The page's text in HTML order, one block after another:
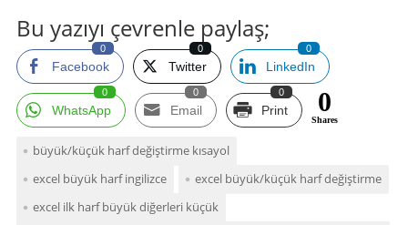
Bu yazıyı çevrenle paylaş;
Facebook
0
Twitter
0
LinkedIn
0
WhatsApp
0
Email
0
Print
0 0
Shares
büyük/küçük harf değiştirme kısayol
excel büyük harf i̇ngilizce
excel büyük/küçük harf deği̇şti̇rme
excel ilk harf büyük diğerleri küçük